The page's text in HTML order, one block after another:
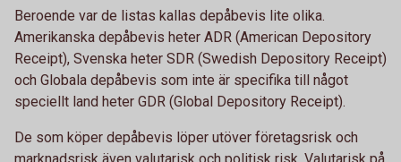
Beroende var de listas kallas depåbevis lite olika.
Amerikanska depåbevis heter ADR (American Depository
Receipt), Svenska heter SDR (Swedish Depository Receipt)
och Globala depåbevis som inte är specifika till något
speciellt land heter GDR (Global Depository Receipt).
De som köper depåbevis löper utöver företagsrisk och